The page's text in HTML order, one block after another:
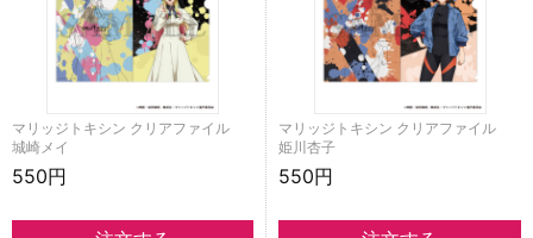
マリッジトキシン クリアファイル
城崎メイ
550円
マリッジトキシン クリアファイル
姫川杏子
550円